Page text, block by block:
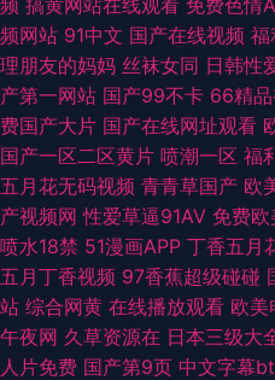
频网站 91中文 国产在线视频 福
理朋友的妈妈 丝袜女同 日韩性
产第一网站 国产99不卡 66精
费国产大片 国产在线网址观看
国产一区二区黄片 喷潮一区 福
五月花无码视频 青青草国产 欧
产视频网 性爱草逼91AV 免费
喷水18禁 51漫画APP 丁香五月
五月丁香视频 97香蕉超级碰碰
站 综合网黄 在线播放观看 欧美
午夜网 久草资源在 日本三级大
人片免费 国产第9页 中文字幕